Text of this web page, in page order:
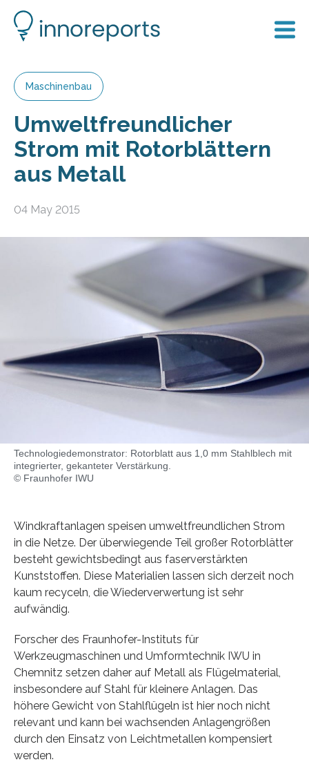
Maschinenbau
Umweltfreundlicher
Strom mit Rotorblättern
aus Metall
04 May 2015
Technologiedemonstrator: Rotorblatt aus 1,0 mm Stahlblech mit
integrierter, gekanteter Verstärkung.
© Fraunhofer IWU
Windkraftanlagen speisen umweltfreundlichen Strom
in die Netze. Der überwiegende Teil großer Rotorblätter
besteht gewichtsbedingt aus faserverstärkten
Kunststoffen. Diese Materialien lassen sich derzeit noch
kaum recyceln, die Wiederverwertung ist sehr
aufwändig.
Forscher des Fraunhofer-Instituts für
Werkzeugmaschinen und Umformtechnik IWU in
Chemnitz setzen daher auf Metall als Flügelmaterial,
insbesondere auf Stahl für kleinere Anlagen. Das
höhere Gewicht von Stahlflügeln ist hier noch nicht
relevant und kann bei wachsenden Anlagengrößen
durch den Einsatz von Leichtmetallen kompensiert
werden.